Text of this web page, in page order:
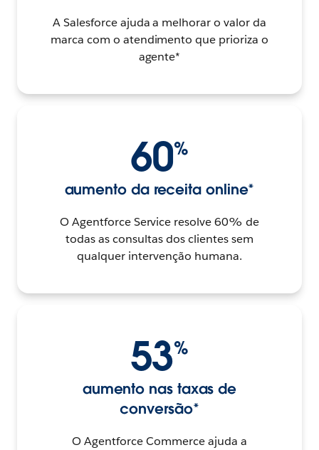
A Salesforce ajuda a melhorar o valor da
marca com o atendimento que prioriza o
agente*
60%
aumento da receita online*
O Agentforce Service resolve 60% de
todas as consultas dos clientes sem
qualquer intervenção humana.
53%
aumento nas taxas de
conversão*
O Agentforce Commerce ajuda a